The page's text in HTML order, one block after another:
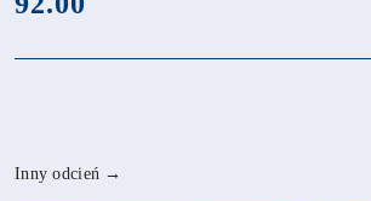
Wariant
Inny odcień →